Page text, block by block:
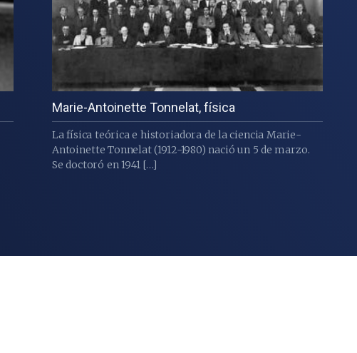
Marie-Antoinette Tonnelat, física
La física teórica e historiadora de la ciencia Marie-
Antoinette Tonnelat (1912-1980) nació un 5 de marzo.
Se doctoró en 1941 […]